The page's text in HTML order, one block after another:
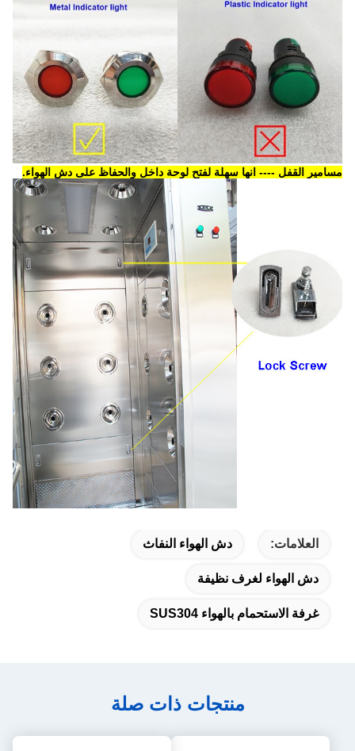
مسامير القفل ---- انها سهلة لفتح لوحة داخل والحفاظ على دش الهواء.
العلامات: دش الهواء النفاث
دش الهواء لغرف نظيفة
غرفة الاستحمام بالهواء SUS304
منتجات ذات صلة